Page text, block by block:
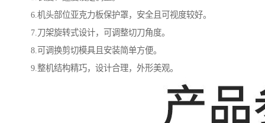
6.机头部位亚克力板保护罩，安全且可视度较好。
7.刀架旋转式设计，可调整切刀角度。
8.可调换剪切模具且安装简单方便。
9.整机结构精巧，设计合理，外形美观。